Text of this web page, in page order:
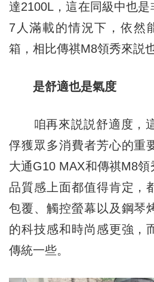
達2100L，這在同級中也
7人滿載的情況下，依然
箱，相比傳祺M8領秀來説
是舒適也是氣度
咱再來説説舒適度，這
俘獲眾多消費者芳心的重
大通G10 MAX和傳祺M8
品質感上面都值得肯定 ，
包覆、觸控螢幕以及鋼琴
的科技感和時尚感更強，
傳統一些。